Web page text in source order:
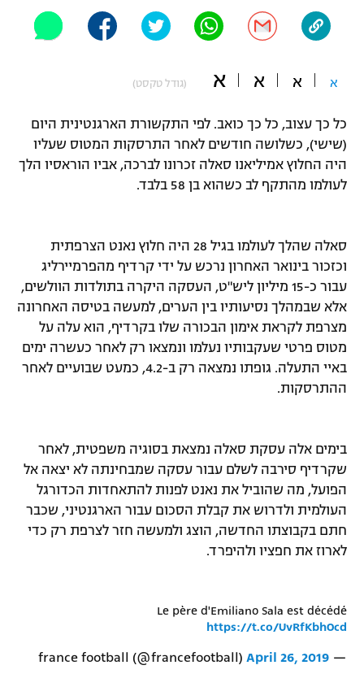
"מחצית בשכונה" – פודקאסט
משתתפים וזוכים בפרסים
תקנון משתתפים וזוכים בפרסים
תקנון עבור פעילות אלקטרה
טניס
גיימינג E-Sports
תנאי שימוש
מדיניות פרטיות
תקנון פעילות ספורט 1
רשיון להקרנה פומבית לבית עסק
לוח דרושים – ג'ובנט
תגיות
אופניים
ספורט מוטורי
פוטבול אמריקאי NFL
בייסבול MLB
אומנויות לחימה
גיימינג E-Sports
א א א א (גודל טקסט)
כל כך עצוב, כל כך כואב. לפי התקשורת הארגנטינית היום
(שישי), כשלושה חודשים לאחר התרסקות המטוס שעליו
היה החלוץ אמיליאנו סאלה זכרונו לברכה, אביו הוראסיו הלך
לעולמו מהתקף לב כשהוא בן 58 בלבד.
סאלה שהלך לעולמו בגיל 28 היה חלוץ נאנט הצרפתית
וכזכור בינואר האחרון נרכש על ידי קרדיף מהפרמיירליג
עבור כ-15 מיליון ליש"ט, העסקה היקרה בתולדות הוולשים,
אלא שבמהלך נסיעותיו בין הערים, למעשה בטיסה האחרונה
מצרפת לקראת אימון הבכורה שלו בקרדיף, הוא עלה על
מטוס פרטי שעקבותיו נעלמו ונמצאו רק לאחר כעשרה ימים
באיי התעלה. גופתו נמצאה רק ב-4.2, כמעט שבועיים לאחר
ההתרסקות.
בימים אלה עסקת סאלה נמצאת בסוגיה משפטית, לאחר
שקרדיף סירבה לשלם עבור עסקה שמבחינתה לא יצאה אל
הפועל, מה שהוביל את נאנט לפנות להתאחדות הכדורגל
העולמית ולדרוש את קבלת הסכום עבור הארגנטיני, שכבר
חתם בקבוצתו החדשה, הוצג ולמעשה חזר לצרפת רק כדי
לארוז את חפציו ולהיפרד.
Le père d'Emiliano Sala est décédé
https://t.co/UvRfKbhOcd
— france football (@francefootball)
April 26, 2019